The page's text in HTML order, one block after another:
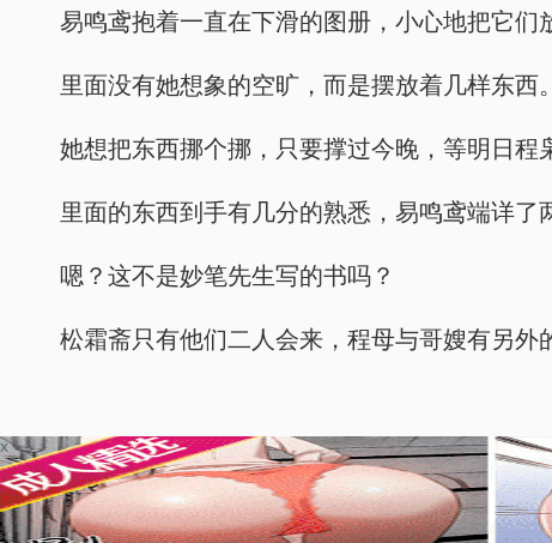
易鸣鸢抱着一直在下滑的图册，小心地把它们
里面没有她想象的空旷，而是摆放着几样东西。
她想把东西挪个挪，只要撑过今晚，等明日程
里面的东西到手有几分的熟悉，易鸣鸢端详了
嗯？这不是妙笔先生写的书吗？
松霜斋只有他们二人会来，程母与哥嫂有另
x